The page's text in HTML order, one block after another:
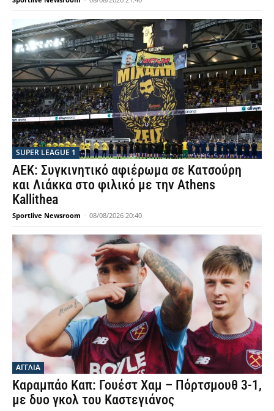
SUPER LEAGUE 1
ΑΕΚ: Συγκινητικό αφιέρωμα σε Κατσούρη
και Λιάκκα στο φιλικό με την Athens
Kallithea
Sportlive Newsroom - 08/08/2026 20:40
ΑΓΓΛΙΑ
Καραμπάο Καπ: Γουέστ Χαμ – Πόρτσμουθ 3-1,
με δυο γκολ του Καστεγιάνος